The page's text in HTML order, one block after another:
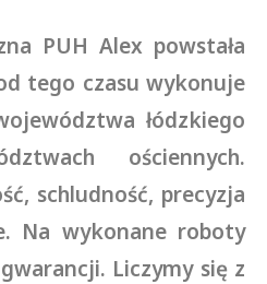
PUH Alex powstała
tego czasu wykonuje
łódzkiego
ościennych.
schludność, precyzja
Na wykonane roboty
Liczymy się z